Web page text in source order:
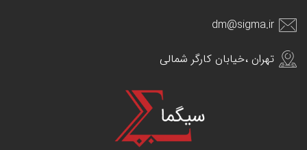
dm@sigma.ir
تهران ،خیابان کارگر شمالی